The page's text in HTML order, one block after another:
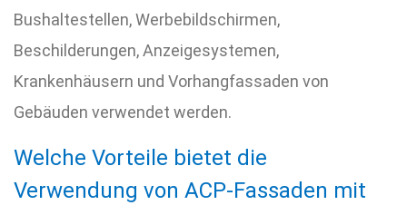
Bushaltestellen, Werbebildschirmen,
Beschilderungen, Anzeigesystemen,
Krankenhäusern und Vorhangfassaden von
Gebäuden verwendet werden.
Welche Vorteile bietet die
Verwendung von ACP-Fassaden mit